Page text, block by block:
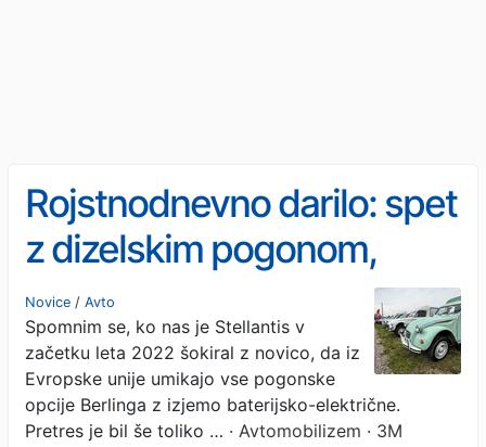
Rojstnodnevno darilo: spet
z dizelskim pogonom,
kmalu še s hibridnim
Novice / Avto
Spomnim se, ko nas je Stellantis v
začetku leta 2022 šokiral z novico, da iz
Evropske unije umikajo vse pogonske
opcije Berlinga z izjemo baterijsko-električne.
Pretres je bil še toliko … · Avtomobilizem · 3M